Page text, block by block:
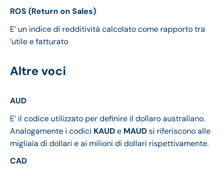
ROS (Return on Sales)
E’ un indice di redditività calcolato come rapporto tra
‘utile e fatturato
Altre voci
AUD
E’ il codice utilizzato per definire il dollaro australiano.
Analogamente i codici KAUDe MAUDsi riferiscono alle
migliaia di dollari e ai milioni di dollari rispettivamente.
CAD